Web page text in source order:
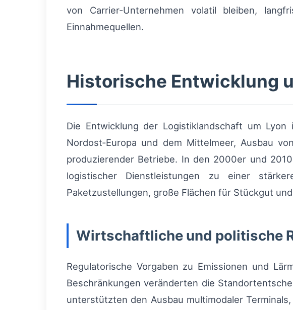
von Carrier‑Unternehmen volatil bleiben,
Einnahmequellen.
Historische Entwicklung
Die Entwicklung der Logistiklandschaft um
Nordost‑Europa und dem Mittelmeer, Ausbau
produzierender Betriebe. In den 2000er und
logistischer Dienstleistungen zu einer
Paketzustellungen, große Flächen für Stückgut
Wirtschaftliche und politische
Regulatorische Vorgaben zu Emissionen und
Beschränkungen veränderten die
unterstützten den Ausbau multimodaler